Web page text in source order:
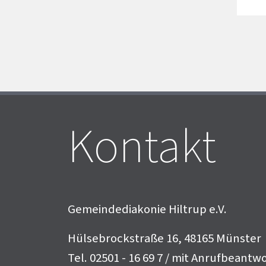
Kontakt
Gemeindediakonie Hiltrup e.V.
Hülsebrockstraße 16, 48165 Münster
Tel. 02501 - 16 69 7 / mit